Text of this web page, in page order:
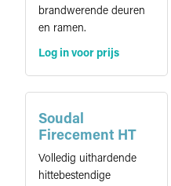
brandwerende deuren
en ramen.
Log in voor prijs
Soudal
Firecement HT
Volledig uithardende
hittebestendige